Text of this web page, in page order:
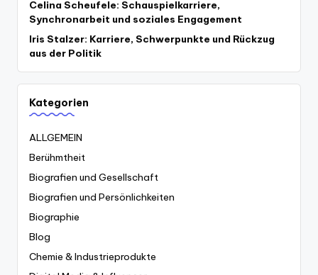
Celina Scheufele: Schauspielkarriere,
Synchronarbeit und soziales Engagement
Iris Stalzer: Karriere, Schwerpunkte und Rückzug
aus der Politik
Kategorien
ALLGEMEIN
Berühmtheit
Biografien und Gesellschaft
Biografien und Persönlichkeiten
Biographie
Blog
Chemie & Industrieprodukte